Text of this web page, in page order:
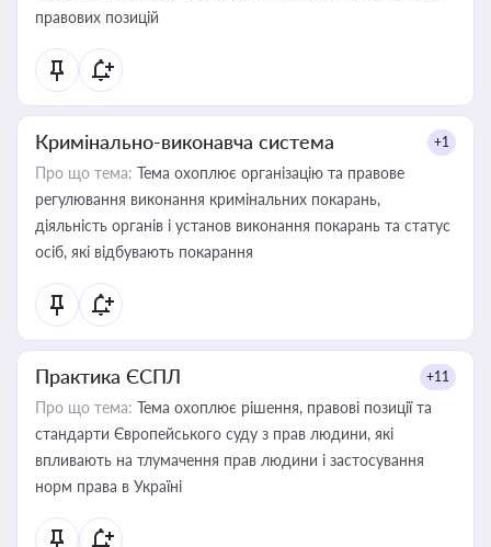
правових позицій
Кримінально-виконавча система +1
Про що тема: Тема охоплює організацію та правове
регулювання виконання кримінальних покарань,
діяльність органів і установ виконання покарань та статус
осіб, які відбувають покарання
Практика ЄСПЛ +11
Про що тема: Тема охоплює рішення, правові позиції та
стандарти Європейського суду з прав людини, які
впливають на тлумачення прав людини і застосування
норм права в Україні